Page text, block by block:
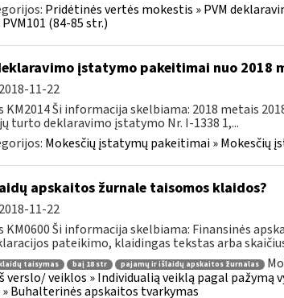
Pridėtinės vertės mokestis » PVM
(84-85 str.)
įstatymo pakeitimai nuo 2018
2018-11-22
Ši informacija skelbiama: 2018 metais
turto deklaravimo įstatymo Nr. I-1338 1,...
Mokesčių įstatymų pakeitimai » Mokesčių
apskaitos žurnale taisomos klaidos?
2018-11-22
Ši informacija skelbiama: Finansinės
pateikimo, klaidingas tekstas arba
taisymas baį 18 str pajamų ir išlaidų apskaitos žurnalas
verslo/ veiklos » Individualią veiklą pagal pažymą
Buhalterinės apskaitos tvarkymas